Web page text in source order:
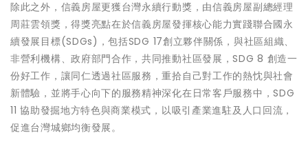
除此之外，信義房屋更獲台灣永續行動獎，由信義房屋副總經理
周莊雲領獎，得獎亮點在於信義房屋發揮核心能力實踐聯合國永
續發展目標(SDGs)，包括SDG 17創立夥伴關係，與社區組織、
非營利機構、政府部門合作，共同推動社區發展，SDG 8 創造一
份好工作，讓同仁透過社區服務，重拾自己對工作的熱忱與社會
新體驗，並將手心向下的服務精神深化在日常客戶服務中，SDG
11 協助發掘地方特色與商業模式，以吸引產業進駐及人口回流，
促進台灣城鄉均衡發展。